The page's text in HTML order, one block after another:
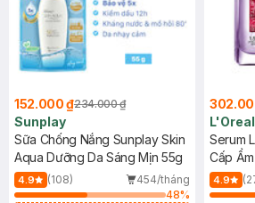
152.000 ₫234.000 ₫
Sunplay
Sữa Chống Nắng Sunplay Skin
Aqua Dưỡng Da Sáng Mịn 55g
4.9 (108)
454/tháng
48%
L'Oreal
Serum
Cấp
4.9